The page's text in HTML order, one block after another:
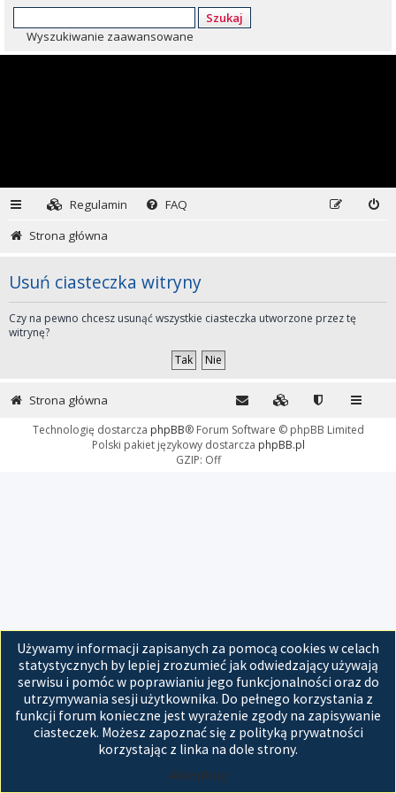
Szukaj
Wyszukiwanie zaawansowane
Regulamin
FAQ
Strona główna
Usuń ciasteczka witryny
Czy na pewno chcesz usunąć wszystkie ciasteczka utworzone przez tę
witrynę?
Używamy informacji zapisanych za pomocą cookies w celach
statystycznych by lepiej zrozumieć jak odwiedzający używają
serwisu i pomóc w poprawianiu jego funkcjonalności oraz do
utrzymywania sesji użytkownika. Do pełnego korzystania z
funkcji forum konieczne jest wyrażenie zgody na zapisywanie
ciasteczek. Możesz zapoznać się z polityką prywatności
korzystając z linka na dole strony.
Akceptuję
Strona główna
Technologię dostarcza phpBB® Forum Software © phpBB Limited
Polski pakiet językowy dostarcza phpBB.pl
GZIP: Off